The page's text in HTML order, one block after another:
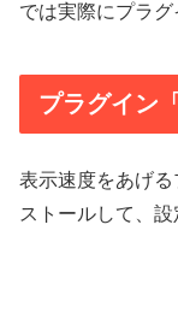
では実際にプラグ
プラグイン
表示速度をあげ
ストールして、設